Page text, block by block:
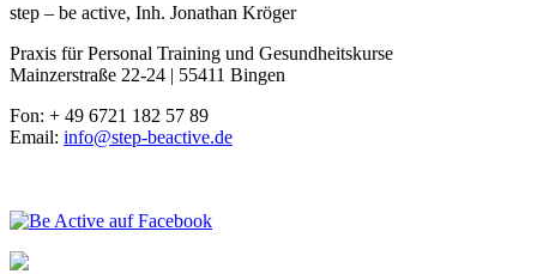
step – be active, Inh. Jonathan Kröger
Praxis für Personal Training und Gesundheitskurse
Mainzerstraße 22-24 | 55411 Bingen
Fon: + 49 6721 182 57 89
Email: info@step-beactive.de